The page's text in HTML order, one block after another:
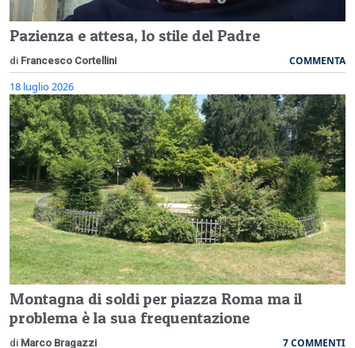
Pazienza e attesa, lo stile del Padre
di Francesco Cortellini COMMENTA
18 luglio 2026
Montagna di soldi per piazza Roma ma il
problema è la sua frequentazione
di Marco Bragazzi 7 COMMENTI